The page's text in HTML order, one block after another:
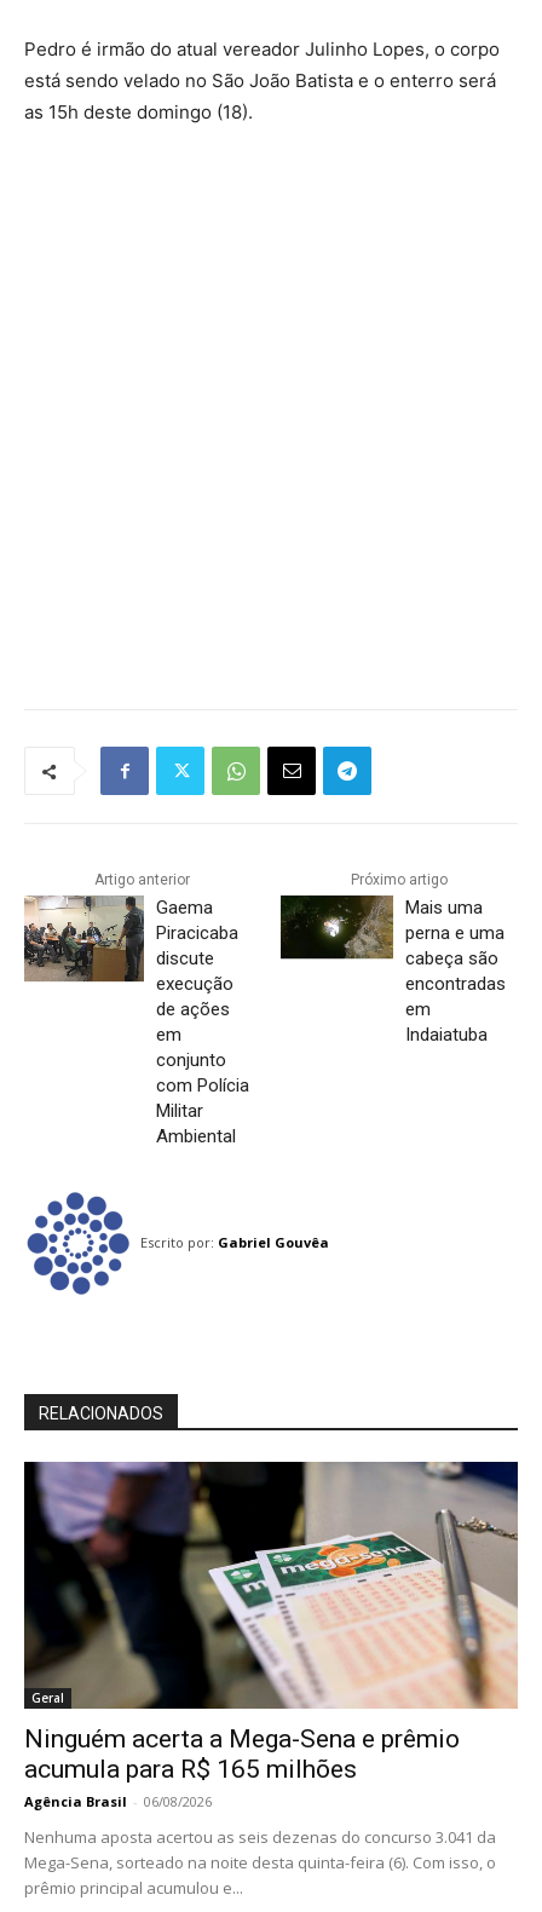
Pedro é irmão do atual vereador Julinho Lopes, o corpo
está sendo velado no São João Batista e o enterro será
as 15h deste domingo (18).
Artigo anterior
Gaema
Piracicaba
discute
execução
de ações
em
conjunto
com Polícia
Militar
Ambiental
Próximo artigo
Mais uma
perna e uma
cabeça são
encontradas
em
Indaiatuba
Escrito por: Gabriel Gouvêa
RELACIONADOS
Geral
Ninguém acerta a Mega-Sena e prêmio
acumula para R$ 165 milhões
Agência Brasil - 06/08/2026
Nenhuma aposta acertou as seis dezenas do concurso 3.041 da
Mega-Sena, sorteado na noite desta quinta-feira (6). Com isso, o
prêmio principal acumulou e...